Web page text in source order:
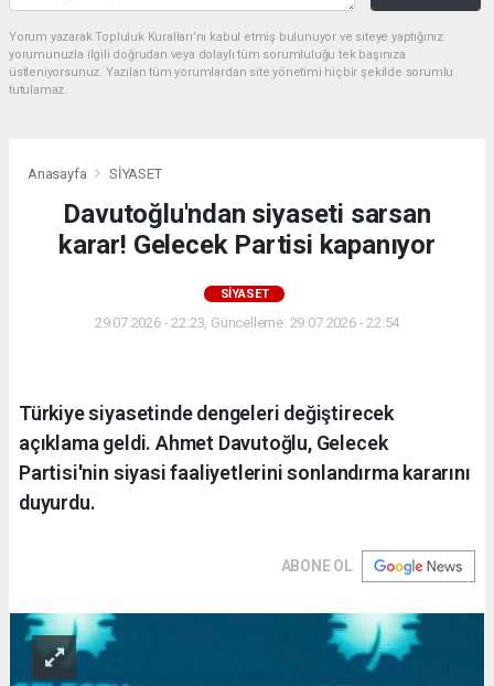
Yorum yazarak Topluluk Kuralları’nı kabul etmiş bulunuyor ve siteye yaptığınız
yorumunuzla ilgili doğrudan veya dolaylı tüm sorumluluğu tek başınıza
üstleniyorsunuz. Yazılan tüm yorumlardan site yönetimi hiçbir şekilde sorumlu
tutulamaz.
Anasayfa SİYASET
Davutoğlu'ndan siyaseti sarsan
karar! Gelecek Partisi kapanıyor
SİYASET
29.07.2026 - 22:23, Güncelleme: 29.07.2026 - 22:54
Türkiye siyasetinde dengeleri değiştirecek
açıklama geldi. Ahmet Davutoğlu, Gelecek
Partisi'nin siyasi faaliyetlerini sonlandırma kararını
duyurdu.
ABONE OL